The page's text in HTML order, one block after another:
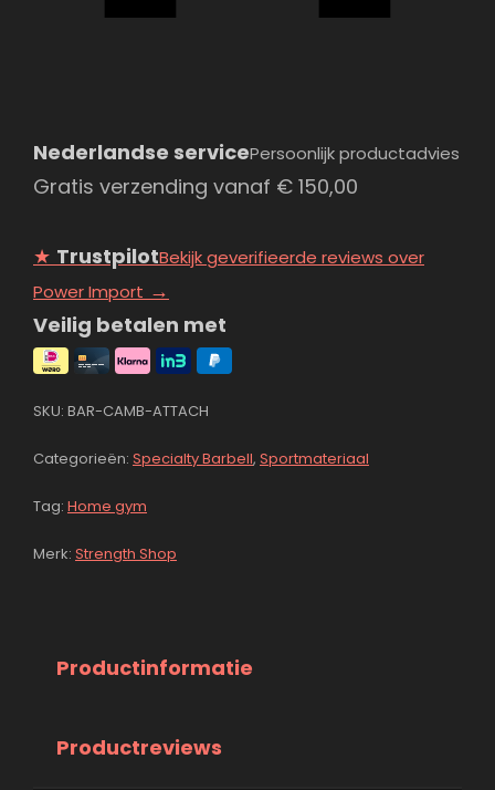
Nederlandse servicePersoonlijk productadvies
Gratis verzending vanaf € 150,00
★ TrustpilotBekijk geverifieerde reviews over
Power Import →
Veilig betalen met
SKU: BAR-CAMB-ATTACH
Categorieën: Specialty Barbell, Sportmateriaal
Tag: Home gym
Merk: Strength Shop
Productinformatie
Productreviews